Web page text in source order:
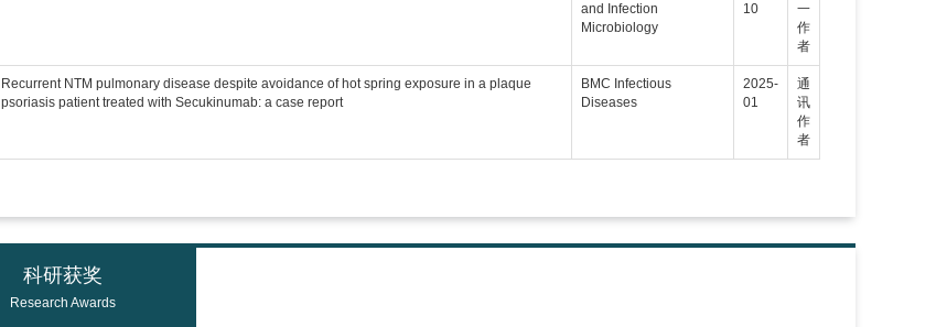
and Infection
Microbiology
10
一
作
者
Recurrent NTM pulmonary disease despite avoidance of hot spring exposure in a plaque
psoriasis patient treated with Secukinumab: a case report
BMC Infectious
Diseases
2025-
01
通
讯
作
者
科研获奖
Research Awards